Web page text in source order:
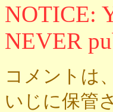
NOTICE:
NEVER
コメントは
いじに保管